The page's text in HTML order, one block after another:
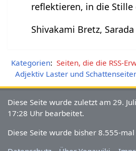
reflektieren, in die Stille
Shivakami Bretz,
Kategorien: Seiten, die die RSS-
Adjektiv Laster und
Diese Seite wurde zuletzt am 29.
17:28 Uhr bearbeitet.
Diese Seite wurde bisher 8.555-